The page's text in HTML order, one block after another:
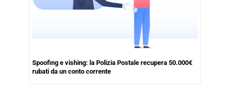
Spoofing e vishing: la Polizia Postale recupera 50.000€
rubati da un conto corrente